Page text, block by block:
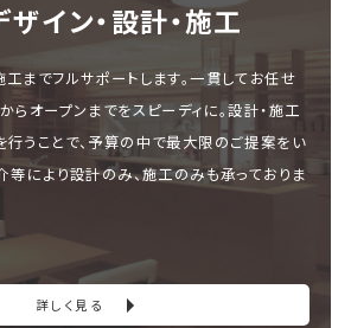
イン・設計・施⼯
工までフルサポートします。一貫してお任せ
らオープンまでをスピーディに。設計・施工
行うことで、予算の中で最大限のご提案をい
等により設計のみ、施工のみも承っておりま
詳しく見る